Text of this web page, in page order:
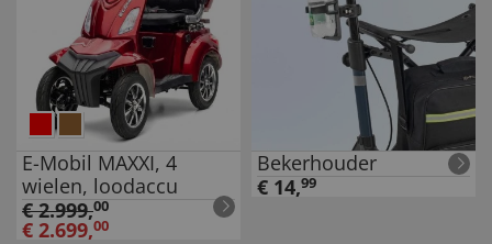
E-Mobil MAXXI, 4
wielen, loodaccu
€2.999,00
€ 2.699,00
Bekerhouder
€ 14,99